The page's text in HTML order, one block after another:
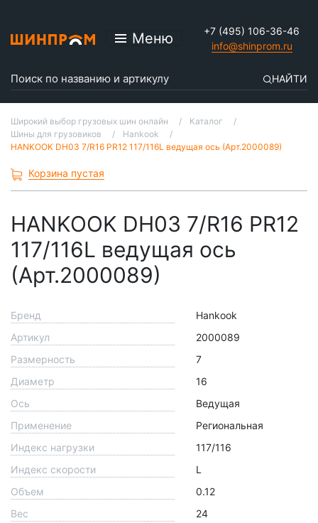
Меню
+7 (495) 106-36-46
info@shinprom.ru
НАЙТИ
Широкий выбор грузовых шин онлайн
Каталог
Шины для грузовиков
Hankook
HANKOOK DH03 7/R16 PR12 117/116L ведущая ось (Арт.2000089)
Корзина пустая
HANKOOK DH03 7/R16 PR12
117/116L ведущая ось
(Арт.2000089)
Бренд
Hankook
Артикул
2000089
Размерность
7
Диаметр
16
Ось
Ведущая
Применение
Региональная
Индекс нагрузки
117/116
Индекс скорости
L
Объем
0.12
Вес
24